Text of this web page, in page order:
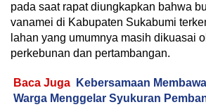
pada saat rapat diungkapkan bahwa
vanamei di Kabupaten Sukabumi
lahan yang umumnya masih dikuasai
perkebunan dan pertambangan.
Baca Juga
Kebersamaan
Warga Menggelar Syukuran